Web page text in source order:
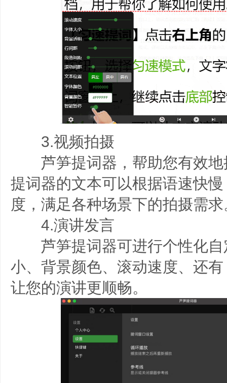
3.视频拍摄
芦笋提词器，帮助您有效地
提词器的文本可以根据语速快
度，满足各种场景下的拍摄需求
4.演讲发言
芦笋提词器可进行个性化自
小、背景颜色、滚动速度、还
让您的演讲更顺畅。